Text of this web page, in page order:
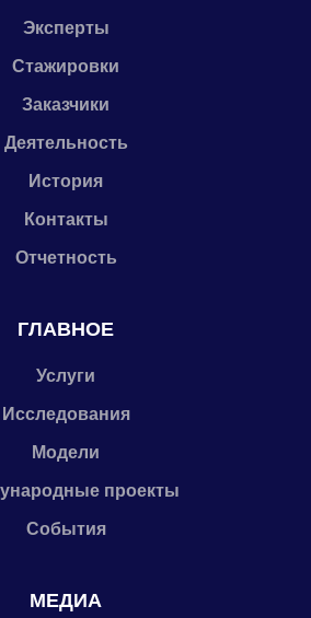
Эксперты
Стажировки
Заказчики
Деятельность
История
Контакты
Отчетность
ГЛАВНОЕ
Услуги
Исследования
Модели
проекты
События
МЕДИА